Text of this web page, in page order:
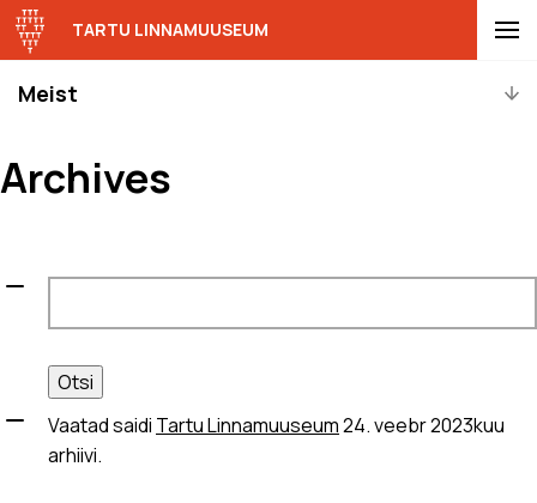
Meist
TARTU LINNAMUUSEUM
Archives
Otsi:
Vaatad saidi Tartu Linnamuuseum24. veebr 2023kuu
arhiivi.